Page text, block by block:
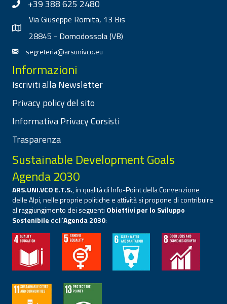
+39 388 625 2480
Via Giuseppe Romita, 13 Bis
28845 - Domodossola (VB)
segreteria@arsunivco.eu
Informazioni
Iscriviti alla Newsletter
Privacy policy del sito
Informativa Privacy Corsisti
Trasparenza
Sustainable Development Goals
Agenda 2030
ARS.UNI.VCO E.T.S., in qualità di Info-Point della Convenzione
delle Alpi, nelle proprie politiche e attività si propone di contribuire
al raggiungimento dei seguenti Obiettivi per lo Sviluppo
Sostenibiledell’Agenda 2030: